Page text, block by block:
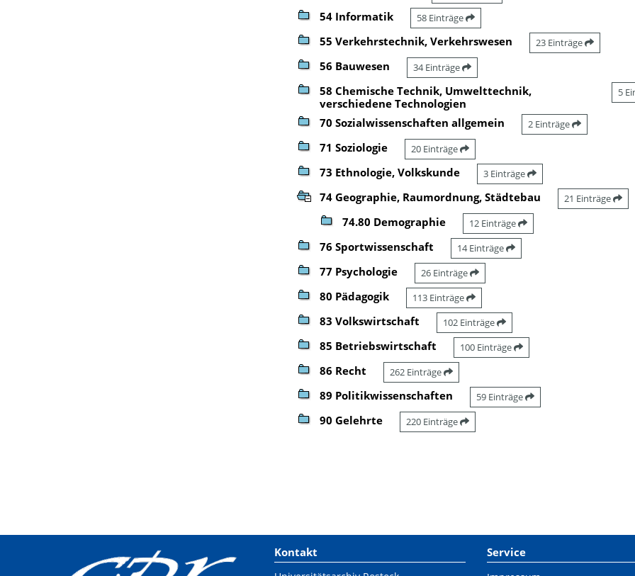
54 Informatik 58 Einträge
55 Verkehrstechnik, Verkehrswesen 23 Einträge
56 Bauwesen 34 Einträge
58 Chemische Technik, Umwelttechnik,
verschiedene Technologien
5
70 Sozialwissenschaften allgemein 2 Einträge
71 Soziologie 20 Einträge
73 Ethnologie, Volkskunde 3 Einträge
74 Geographie, Raumordnung, Städtebau 21 Einträge
74.80 Demographie 12 Einträge
76 Sportwissenschaft 14 Einträge
77 Psychologie 26 Einträge
80 Pädagogik 113 Einträge
83 Volkswirtschaft 102 Einträge
85 Betriebswirtschaft 100 Einträge
86 Recht 262 Einträge
89 Politikwissenschaften 59 Einträge
90 Gelehrte 220 Einträge
Kontakt Service